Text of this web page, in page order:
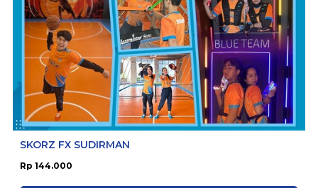
SKORZ FX SUDIRMAN
Rp 144.000